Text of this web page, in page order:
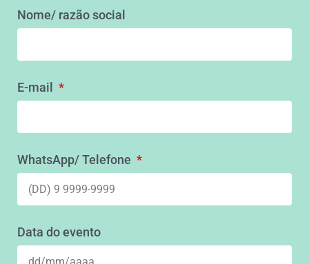
Nome/ razão social
E-mail
WhatsApp/ Telefone
Data do evento